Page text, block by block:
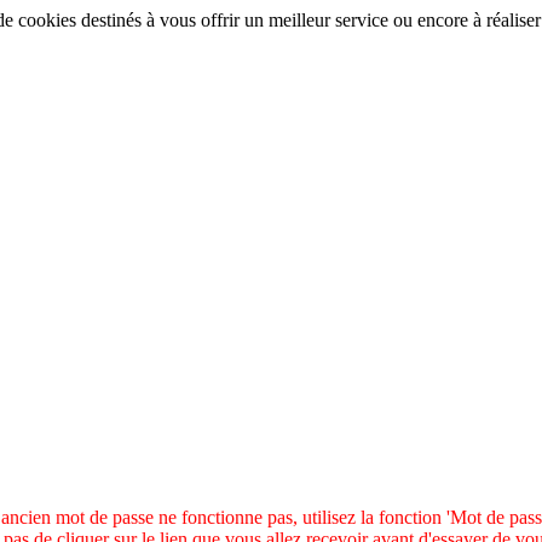
destinés à vous offrir un meilleur service ou encore à
mot de passe ne fonctionne pas, utilisez la fonction 'Mot de